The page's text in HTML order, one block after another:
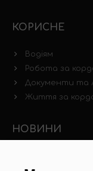
КОРИСНЕ
Водіям
Робота за
Документи та
Життя за
НОВИНИ